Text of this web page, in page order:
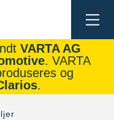
VARTA AG
. VARTA
og
.